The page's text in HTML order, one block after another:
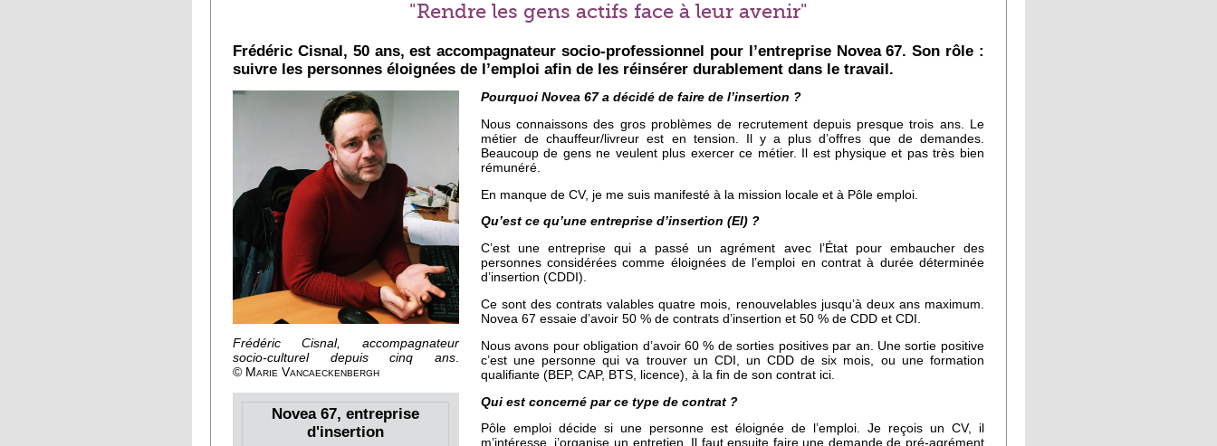
"Rendre les gens actifs face à leur avenir"
Frédéric Cisnal, 50 ans, est accompagnateur socio-professionnel pour l’entreprise Novea 67. Son rôle :
suivre les personnes éloignées de l’emploi afin de les réinsérer durablement dans le travail.
Frédéric Cisnal, accompagnateur
socio-culturel depuis cinq ans.
© Marie Vancaeckenbergh
Novea 67, entreprise
d'insertion
Pourquoi Novea 67 a décidé de faire de l’insertion ?
Nous connaissons des gros problèmes de recrutement depuis presque trois ans. Le
métier de chauffeur/livreur est en tension. Il y a plus d’offres que de demandes.
Beaucoup de gens ne veulent plus exercer ce métier. Il est physique et pas très bien
rémunéré.
En manque de CV, je me suis manifesté à la mission locale et à Pôle emploi.
Qu’est ce qu’une entreprise d’insertion (EI) ?
C’est une entreprise qui a passé un agrément avec l’État pour embaucher des
personnes considérées comme éloignées de l’emploi en contrat à durée déterminée
d’insertion (CDDI).
Ce sont des contrats valables quatre mois, renouvelables jusqu’à deux ans maximum.
Novea 67 essaie d’avoir 50 % de contrats d’insertion et 50 % de CDD et CDI.
Nous avons pour obligation d’avoir 60 % de sorties positives par an. Une sortie positive
c’est une personne qui va trouver un CDI, un CDD de six mois, ou une formation
qualifiante (BEP, CAP, BTS, licence), à la fin de son contrat ici.
Qui est concerné par ce type de contrat ?
Pôle emploi décide si une personne est éloignée de l’emploi. Je reçois un CV, il
m’intéresse, j’organise un entretien. Il faut ensuite faire une demande de pré-agrément